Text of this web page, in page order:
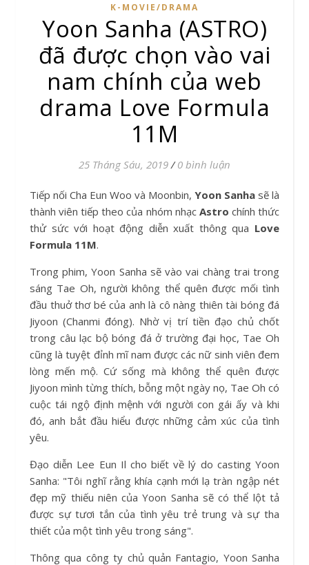
K-MOVIE/DRAMA
Yoon Sanha (ASTRO)
đã được chọn vào vai
nam chính của web
drama Love Formula
11M
25 Tháng Sáu, 2019 / 0 bình luận
Tiếp nối Cha Eun Woo và Moonbin, Yoon Sanha sẽ là
thành viên tiếp theo của nhóm nhạc Astro chính thức
thử sức với hoạt động diễn xuất thông qua Love
Formula 11M.
Trong phim, Yoon Sanha sẽ vào vai chàng trai trong
sáng Tae Oh, người không thể quên được mối tình
đầu thuở thơ bé của anh là cô nàng thiên tài bóng đá
Jiyoon (Chanmi đóng). Nhờ vị trí tiền đạo chủ chốt
trong câu lạc bộ bóng đá ở trường đại học, Tae Oh
cũng là tuyệt đỉnh mĩ nam được các nữ sinh viên đem
lòng mến mộ. Cứ sống mà không thể quên được
Jiyoon mình từng thích, bỗng một ngày nọ, Tae Oh có
cuộc tái ngộ định mệnh với người con gái ấy và khi
đó, anh bắt đầu hiểu được những cảm xúc của tình
yêu.
Đạo diễn Lee Eun Il cho biết về lý do casting Yoon
Sanha: "Tôi nghĩ rằng khía cạnh mới lạ tràn ngập nét
đẹp mỹ thiếu niên của Yoon Sanha sẽ có thể lột tả
được sự tươi tắn của tình yêu trẻ trung và sự tha
thiết của một tình yêu trong sáng".
Thông qua công ty chủ quản Fantagio, Yoon Sanha